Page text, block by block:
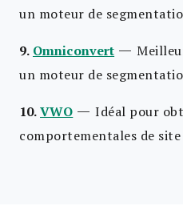
un moteur de
9. Omniconvert —
un moteur de
10.VWO —Idéal pour
comportementales de site